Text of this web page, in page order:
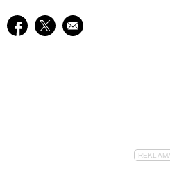
Udostępnij na facebook
Udostępnij na twitter
E-mail do przyjaciela